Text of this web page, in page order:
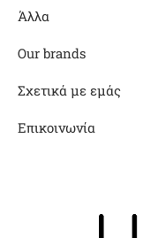
Άλλα
Our brands
Σχετικά με εμάς
Επικοινωνία